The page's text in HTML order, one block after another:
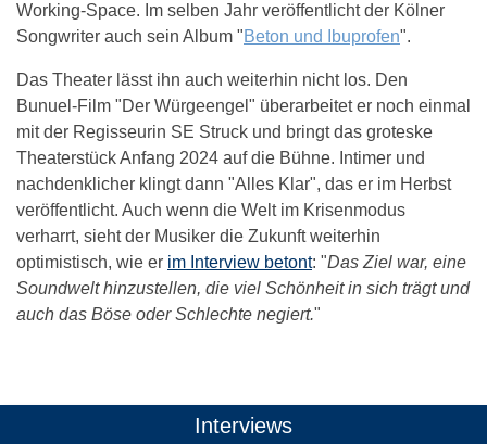
Working-Space. Im selben Jahr veröffentlicht der Kölner
Songwriter auch sein Album "Beton und Ibuprofen".
Das Theater lässt ihn auch weiterhin nicht los. Den
Bunuel-Film "Der Würgeengel" überarbeitet er noch einmal
mit der Regisseurin SE Struck und bringt das groteske
Theaterstück Anfang 2024 auf die Bühne. Intimer und
nachdenklicher klingt dann "Alles Klar", das er im Herbst
veröffentlicht. Auch wenn die Welt im Krisenmodus
verharrt, sieht der Musiker die Zukunft weiterhin
optimistisch, wie er im Interview betont: "Das Ziel war, eine
Soundwelt hinzustellen, die viel Schönheit in sich trägt und
auch das Böse oder Schlechte negiert."
Das könnte Dich auch interessieren:
Interviews